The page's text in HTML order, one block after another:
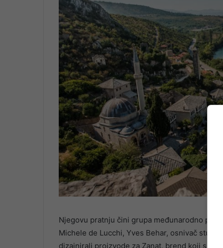
Njegovu pratnju čini grupa međunarodno
Michele de Lucchi, Yves Behar, osnivač
dizajnirali proizvode za Zanat, brend koji su